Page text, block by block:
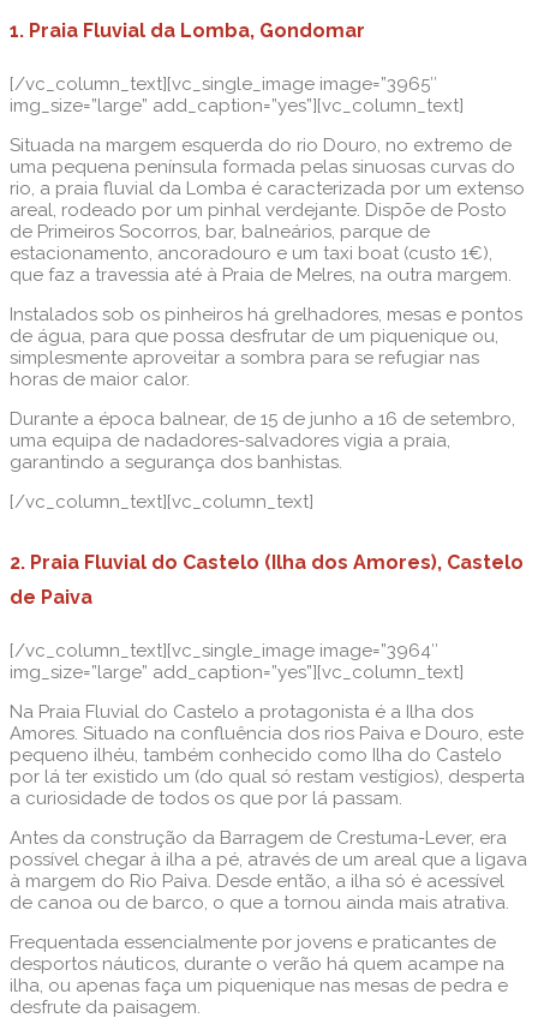
1. Praia Fluvial da Lomba, Gondomar
[/vc_column_text][vc_single_image image=”3965″
img_size=”large” add_caption=”yes”][vc_column_text]
Situada na margem esquerda do rio Douro, no extremo de
uma pequena península formada pelas sinuosas curvas do
rio, a praia fluvial da Lomba é caracterizada por um extenso
areal, rodeado por um pinhal verdejante. Dispõe de Posto
de Primeiros Socorros, bar, balneários, parque de
estacionamento, ancoradouro e um taxi boat (custo 1€),
que faz a travessia até à Praia de Melres, na outra margem.
Instalados sob os pinheiros há grelhadores, mesas e pontos
de água, para que possa desfrutar de um piquenique ou,
simplesmente aproveitar a sombra para se refugiar nas
horas de maior calor.
Durante a época balnear, de 15 de junho a 16 de setembro,
uma equipa de nadadores-salvadores vigia a praia,
garantindo a segurança dos banhistas.
[/vc_column_text][vc_column_text]
2. Praia Fluvial do Castelo (Ilha dos Amores), Castelo
de Paiva
[/vc_column_text][vc_single_image image=”3964″
img_size=”large” add_caption=”yes”][vc_column_text]
Na Praia Fluvial do Castelo a protagonista é a Ilha dos
Amores. Situado na confluência dos rios Paiva e Douro, este
pequeno ilhéu, também conhecido como Ilha do Castelo
por lá ter existido um (do qual só restam vestígios), desperta
a curiosidade de todos os que por lá passam.
Antes da construção da Barragem de Crestuma-Lever, era
possível chegar à ilha a pé, através de um areal que a ligava
à margem do Rio Paiva. Desde então, a ilha só é acessível
de canoa ou de barco, o que a tornou ainda mais atrativa.
Frequentada essencialmente por jovens e praticantes de
desportos náuticos, durante o verão há quem acampe na
ilha, ou apenas faça um piquenique nas mesas de pedra e
desfrute da paisagem.